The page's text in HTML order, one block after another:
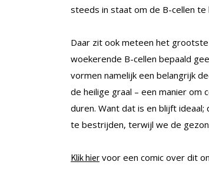
steeds in staat om de B-cellen te
Daar zit ook meteen het
woekerende B-cellen bepaald
vormen namelijk een belangrijk
de heilige graal – een manier om
duren. Want dat is en blijft
te bestrijden, terwijl we de
Klik hier voor een comic over dit